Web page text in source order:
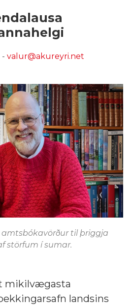
valur@akureyri.net
amtsbókavörður til þriggja
störfum í sumar.
mikilvægasta
landsins